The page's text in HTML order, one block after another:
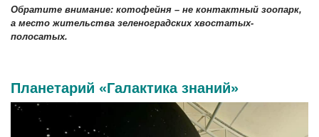
Обратите внимание: котофейня – не контактный зоопарк,
а место жительства зеленоградских хвостатых-
полосатых.
Планетарий «Галактика знаний»